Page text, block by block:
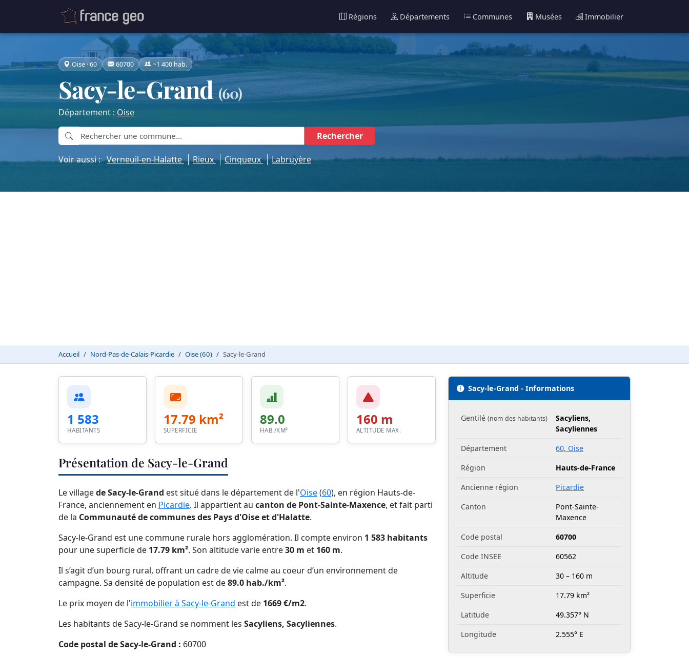
Régions Départements Communes Musées Immobilier
Oise · 60 60700 ~1 400 hab.
Sacy-le-Grand(60)
Département : Oise
Rechercher
Voir aussi :Verneuil-en-Halatte Rieux Cinqueux Labruyère
Accueil Nord-Pas-de-Calais-Picardie Oise (60) Sacy-le-Grand
1 583
HABITANTS
17.79 km²
SUPERFICIE
89.0
HAB./KM²
160 m
ALTITUDE MAX.
Présentation de Sacy-le-Grand
Le villagede Sacy-le-Grand est situé dans le département de l'Oise(60), en région Hauts-de-
France, anciennement en Picardie. Il appartient au canton de Pont-Sainte-Maxence, et fait parti
de la Communauté de communes des Pays d'Oise et d'Halatte.
Sacy-le-Grand est une commune rurale hors agglomération. Il compte environ 1 583 habitants
pour une superficie de 17.79 km². Son altitude varie entre30 m et 160 m.
Il s’agit d’un bourg rural, offrant un cadre de vie calme au coeur d’un environnement de
campagne. Sa densité de population est de89.0 hab./km².
Le prix moyen de l'immobilier à Sacy-le-Grand est de 1669 €/m2.
Les habitants de Sacy-le-Grand se nomment les Sacyliens, Sacyliennes.
Code postal de Sacy-le-Grand : 60700
Sacy-le-Grand - Informations
Gentilé (nom des habitants)
Sacyliens,
Sacyliennes
Département
60, Oise
Région
Hauts-de-France
Ancienne région
Picardie
Canton
Pont-Sainte-
Maxence
Code postal
60700
Code INSEE
60562
Altitude
30 – 160 m
Superficie
17.79 km²
Latitude
49.357° N
Longitude
2.555° E